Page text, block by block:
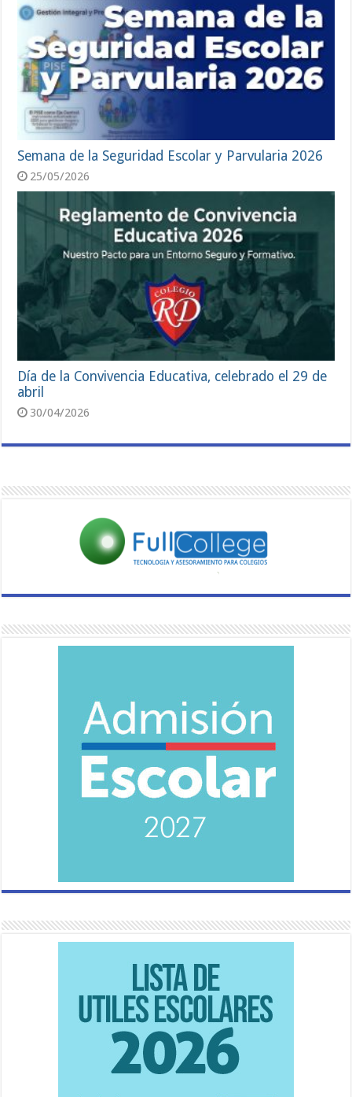
Semana de la Seguridad Escolar y Parvularia 2026
25/05/2026
Día de la Convivencia Educativa, celebrado el 29 de
abril
30/04/2026